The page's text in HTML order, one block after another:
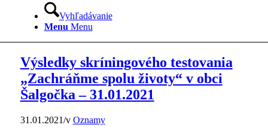
Vyhľadávanie
Menu Menu
Výsledky skríningového testovania
„Zachráňme spolu životy“ v obci
Šalgočka – 31.01.2021
31.01.2021/v Oznamy